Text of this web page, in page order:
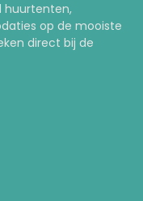
huurtenten,
op de mooiste
direct bij de